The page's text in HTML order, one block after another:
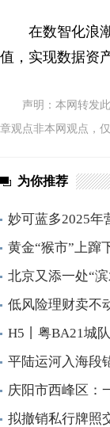
在数智化浪
值，实现数据资
声明：本网转发
章观点非本网观点，
为你推荐
妙可蓝多2025年
黄金“猴市”上蹿
北京又添一处“
低风险理财卖不
H5丨粤BA21城
平陆运河入海段
庆阳市西峰区：
拟撤销私行牌照